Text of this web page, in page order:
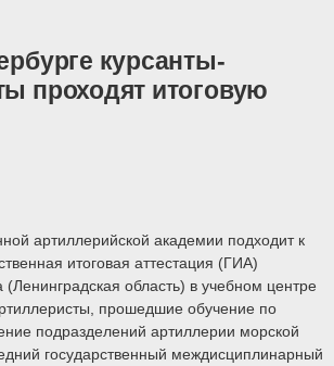
курсанты-
проходят итоговую
артиллерийской академии подходит к
итоговая аттестация (ГИА)
(Ленинградская область) в учебном центре
прошедшие обучение по
подразделений артиллерии морской
государственный междисциплинарный